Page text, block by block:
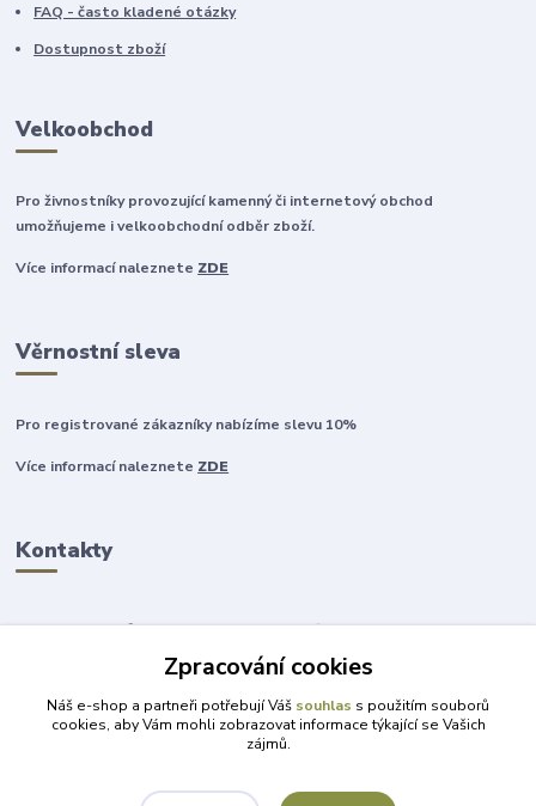
FAQ - často kladené otázky
Dostupnost zboží
Velkoobchod
Pro živnostníky provozující kamenný či internetový obchod
umožňujeme i velkoobchodní odběr zboží.
Více informací naleznete ZDE
Věrnostní sleva
Pro registrované zákazníky nabízíme slevu 10%
Více informací naleznete ZDE
Kontakty
+420 777 315 999
obchod@darky-pro-radost.cz
Zpracování cookies
Náš e-shop a partneři potřebují Váš souhlas s použitím souborů
cookies, aby Vám mohli zobrazovat informace týkající se Vašich
zájmů.